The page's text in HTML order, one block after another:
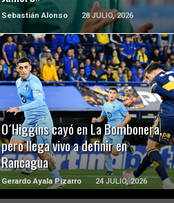
Sebastián Alonso 28 JULIO, 2026
O´Higgins cayó en La Bombonera,
pero llega vivo a definir en
Rancagua
Gerardo Ayala Pizarro 24 JULIO, 2026
LEER MÁS